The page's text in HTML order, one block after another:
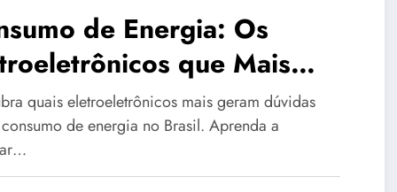
de Energia: Os
que Mais
Dúvidas
quais eletroeletrônicos mais geram dúvidas
de energia no Brasil. Aprenda a